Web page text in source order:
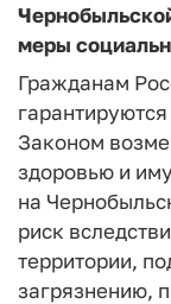
меры
Гражданам
Законом
здоровью и
на
риск
территории,
загрязнению,